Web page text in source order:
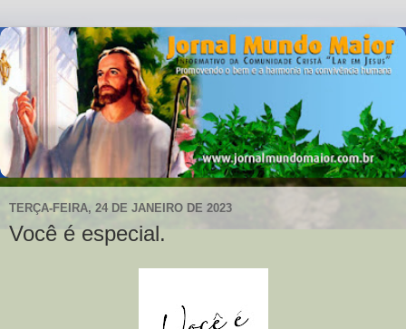
TERÇA-FEIRA, 24 DE JANEIRO DE 2023
Você é especial.